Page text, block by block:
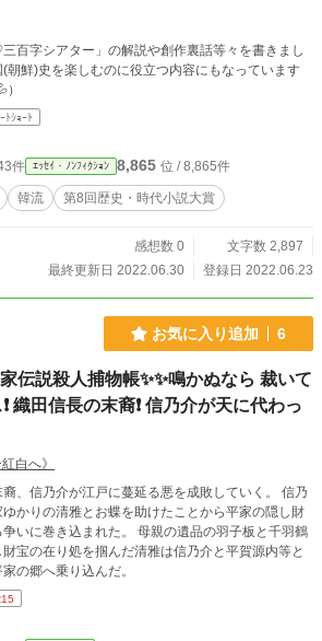
三百字シアター」の解説や創作裏話等々を書きまし
(朝鮮)史を楽しむのに役立つ内容にもなっています
ﾄｼｮｰﾄ
件 ｴｯｾｲ・ﾉﾝﾌｨｸｼｮﾝ 8,865 位 / 8,865件
韓流 第8回歴史・時代小説大賞
感想数 0
文字数 2,897
最終更新日 2022.06.30
登録日 2022.06.23
お気に入り追加 6
伝説殺人捕物帳✨✨鳴かぬなら 裁いて
織田信長の末裔❗ 信乃介が天に代わっ
白へ》
、信乃介が江戸に蔓延る悪を成敗していく。 信乃
ゆかりの清雅とお蝶を助けたことから平家の隠し財
き込まれた。 母親の遺品の羽子板と千羽鶴
宝の在り処を掴んだ清雅は信乃介と平賀源内等と
の郷へ乗り込んだ。